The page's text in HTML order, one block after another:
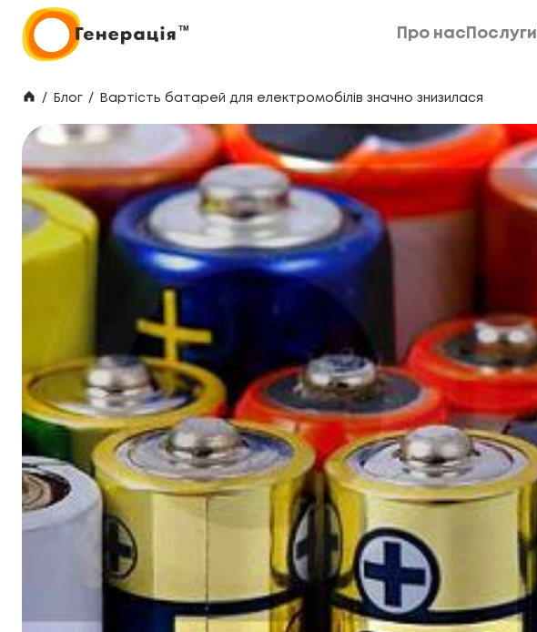
Про нас Послуги
/ Блог / Вартість батарей для електромобілів значно знизилася